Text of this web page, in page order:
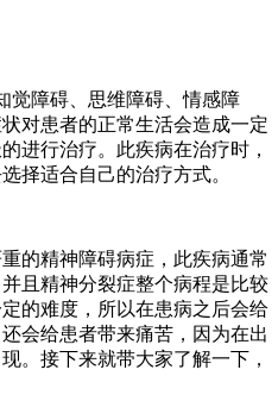
觉障碍、思维障碍、情感障
对患者的正常生活会造成一定
进行治疗。此疾病在治疗时，
择适合自己的治疗方式。
精神障碍病症，此疾病通常
且精神分裂症整个病程是比较
的难度，所以在患病之后会给
会给患者带来痛苦，因为在出
。接下来就带大家了解一下，